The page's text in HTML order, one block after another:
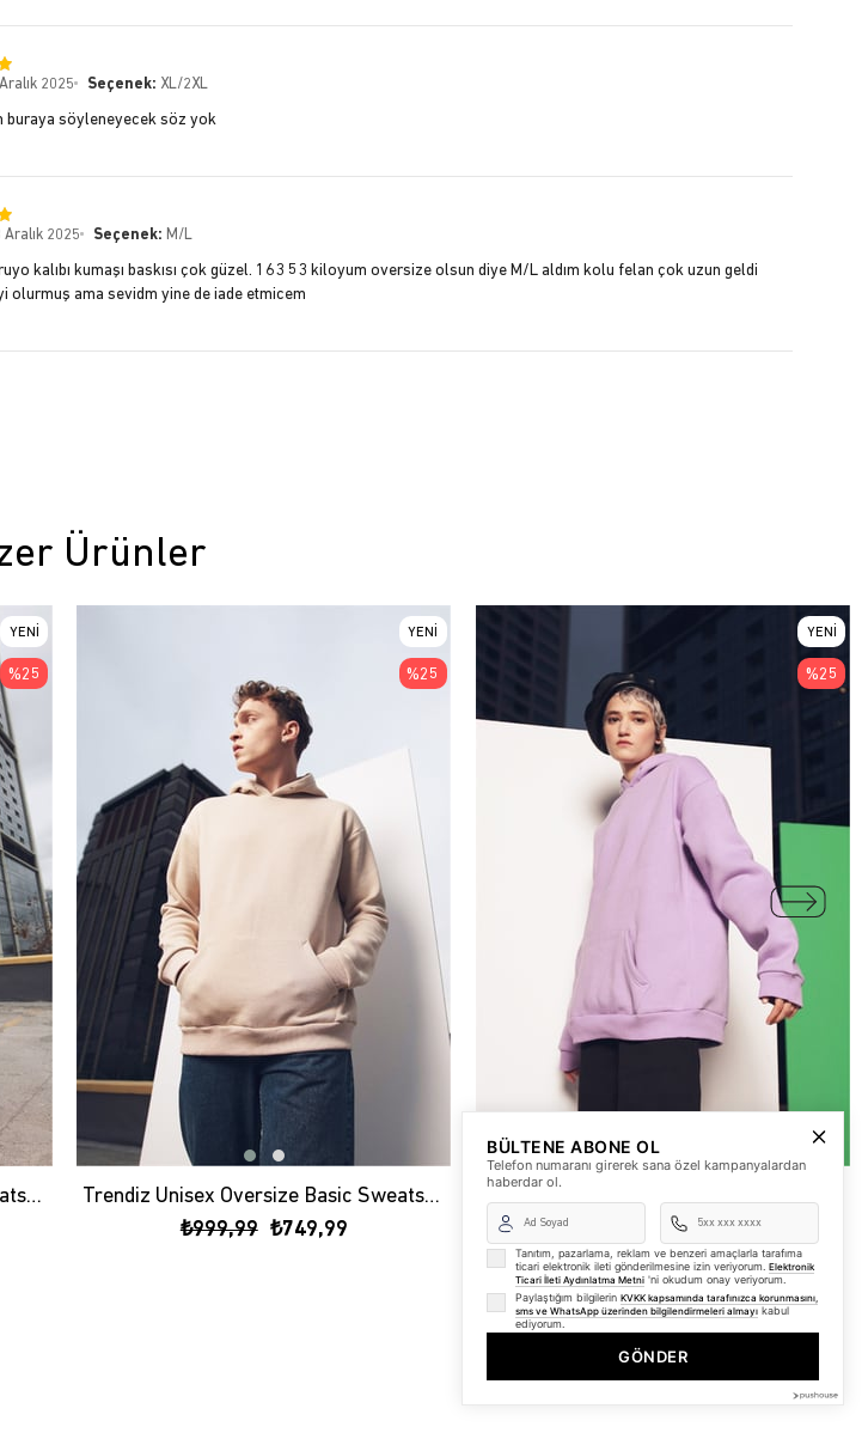
2025 Seçenek: XL/2XL
buraya söyleneyecek söz yok
Aralık 2025 Seçenek: M/L
kalıbı kumaşı baskısı çok güzel. 163 53 kiloyum oversize olsun diye M/L aldım kolu felan çok uzun geldi
olurmuş ama sevidm yine de iade etmicem
Ürünler
Trendiz Unisex Oversize Basic Sweatshirt Hoodie Beyaz
YENI
ÜRÜN
%25
Trendiz Unisex Oversize Basic Sweatshirt Hoodie Taş
₺749,99
₺999,99
YENI
ÜRÜN
%25
₺749,99
YENI
ÜRÜN
%25
BÜLTENE ABONE OL
Telefon numaranı girerek sana özel kampanyalardan
haberdar ol.
Tanıtım, pazarlama, reklam ve benzeri amaçlarla tarafıma
ticari elektronik ileti gönderilmesine izin veriyorum. Elektronik
Ticari İleti Aydınlatma Metni 'ni okudum onay veriyorum.
Paylaştığım bilgilerin KVKK kapsamında tarafınızca korunmasını,
sms ve WhatsApp üzerinden bilgilendirmeleri almayı kabul
ediyorum.
GÖNDER